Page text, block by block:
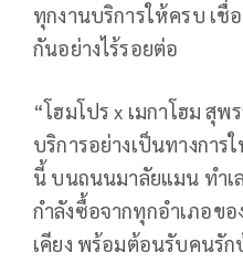
ทุกงานบริการให้ครบ เชื่
กันอย่างไร้รอยต่อ
“โฮมโปร x เมกาโฮม สุ
บริการอย่างเป็นทางกา
นี้ บนถนนมาลัยแมน ทำเ
กำลังซื้อจากทุกอำเภอข
เคียง พร้อมต้อนรับคนรั